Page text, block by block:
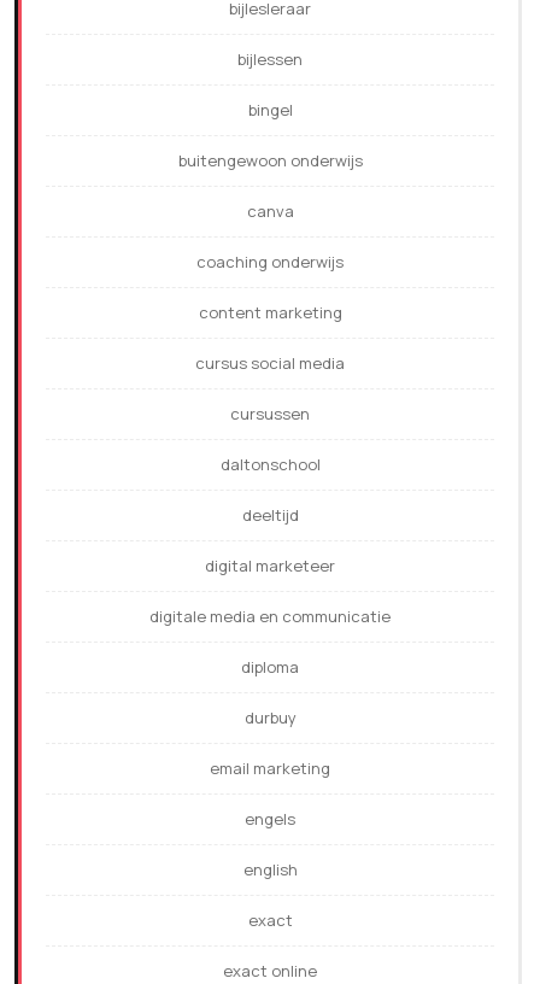
bijlesleraar
bijlessen
bingel
buitengewoon onderwijs
canva
coaching onderwijs
content marketing
cursus social media
cursussen
daltonschool
deeltijd
digital marketeer
digitale media en communicatie
diploma
durbuy
email marketing
engels
english
exact
exact online